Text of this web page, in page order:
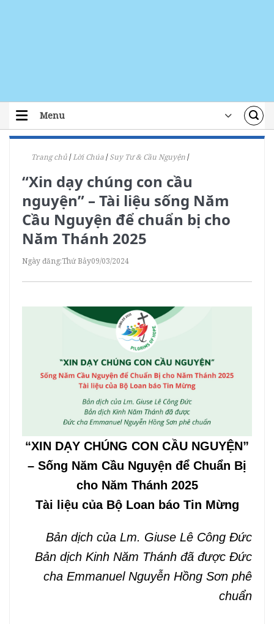
Menu
TRANG CHỦ
ĐOÀN THỂ
ÁI TÍN
ĐÀO TẠO
LỜI CHÚA
Trang chủ/Lời Chúa/Suy Tư & Cầu Nguyện/
“Xin dạy chúng con cầu
nguyện” – Tài liệu sống Năm
Cầu Nguyện để chuẩn bị cho
Năm Thánh 2025
Ngày đăng:Thứ Bảy09/03/2024
“XIN DẠY CHÚNG CON CẦU NGUYỆN”
– Sống Năm Cầu Nguyện để Chuẩn Bị
cho Năm Thánh 2025
Tài liệu của Bộ Loan báo Tin Mừng
Bản dịch của Lm. Giuse Lê Công Đức
Bản dịch Kinh Năm Thánh đã được Đức
cha Emmanuel Nguyễn Hồng Sơn phê
chuẩn